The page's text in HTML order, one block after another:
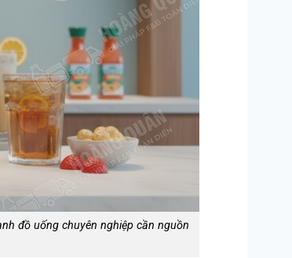
đồ uống chuyên nghiệp cần nguồn